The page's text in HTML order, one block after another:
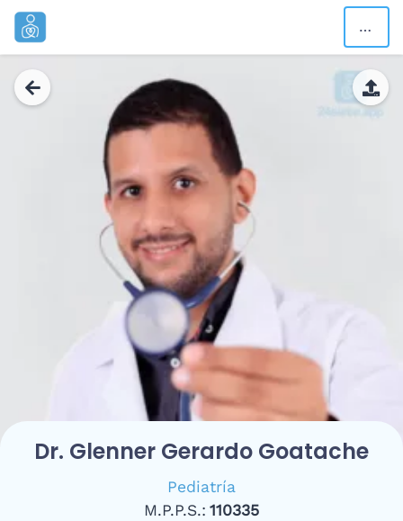
Dr. Glenner Gerardo Goatache
Pediatría
M.P.P.S.: 110335